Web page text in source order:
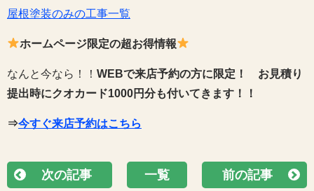
屋根塗装のみの工事一覧
ホームページ限定の超お得情報
なんと今なら！！ WEBで来店予約の方に限定！
お見積り
提出時にクオカード1000円分も付いてきます！！
⇒今すぐ来店予約はこちら
次の記事 一覧 前の記事